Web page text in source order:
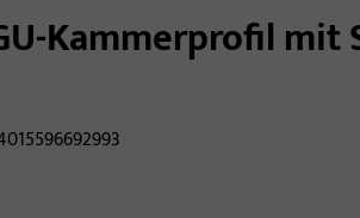
Kammerprofil mit